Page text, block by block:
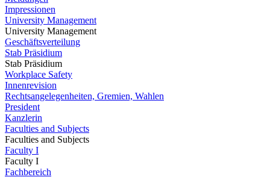
Impressionen
University Management
University Management
Geschäftsverteilung
Stab Präsidium
Stab Präsidium
Workplace Safety
Innenrevision
Rechtsangelegenheiten, Gremien, Wahlen
President
Kanzlerin
Faculties and Subjects
Faculties and Subjects
Faculty I
Faculty I
Fachbereich